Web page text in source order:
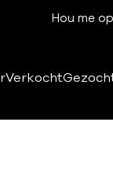
Hou me
Verkocht